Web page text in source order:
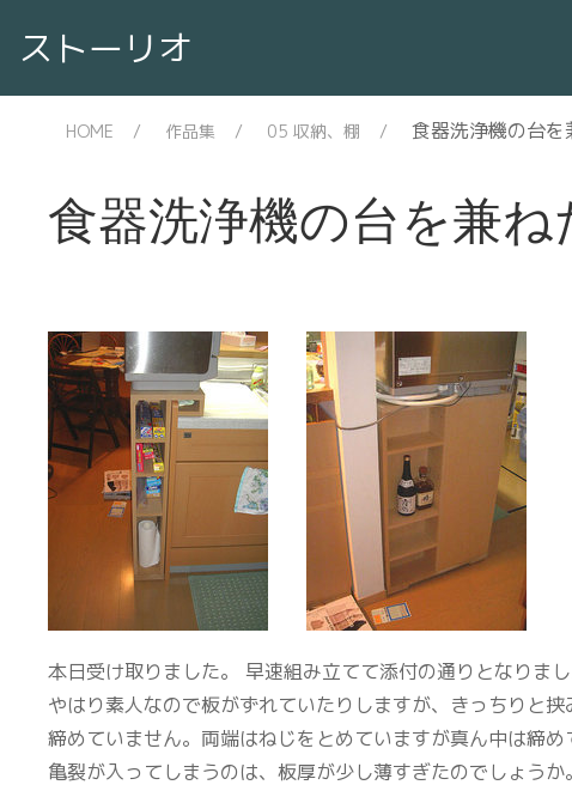
ストーリオ
HOME 作品集 05 収納、棚 食器洗浄機の台
食器洗浄機の台を兼
本日受け取りました。 早速組み立てて添付の通りとなりまし
やはり素人なので板がずれていたりしますが、きっちりと
締めていません。両端はねじをとめていますが真ん中は締
亀裂が入ってしまうのは、板厚が少し薄すぎたのでしょう